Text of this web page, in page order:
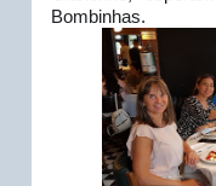
Bombinhas.